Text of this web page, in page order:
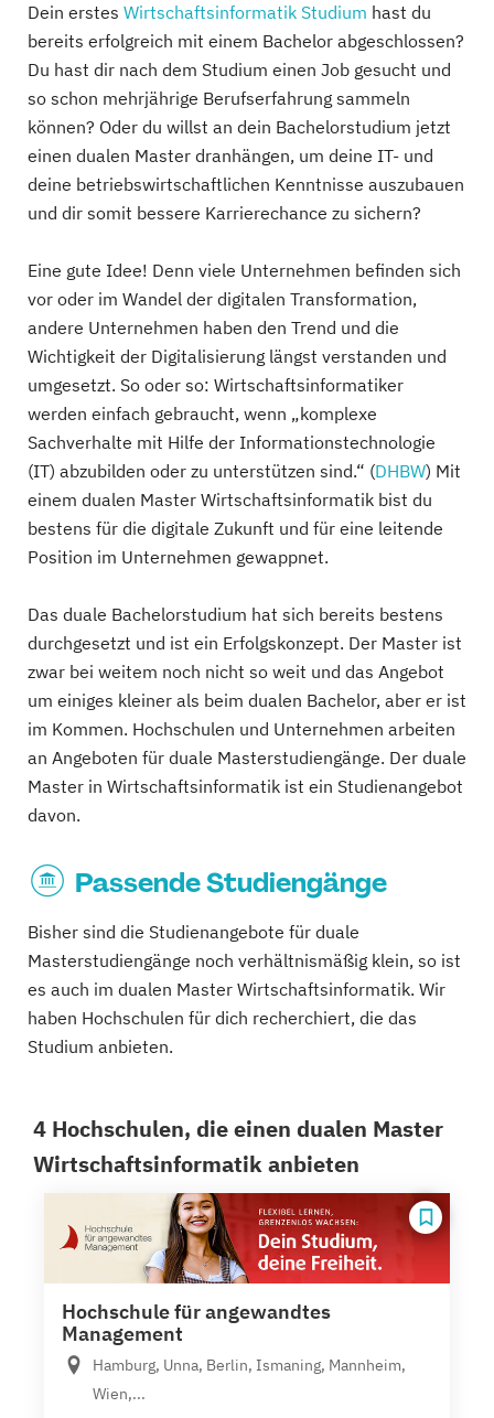
Dein erstes Wirtschaftsinformatik Studium hast du
bereits erfolgreich mit einem Bachelor abgeschlossen?
Du hast dir nach dem Studium einen Job gesucht und
so schon mehrjährige Berufserfahrung sammeln
können? Oder du willst an dein Bachelorstudium jetzt
einen dualen Master dranhängen, um deine IT- und
deine betriebswirtschaftlichen Kenntnisse auszubauen
und dir somit bessere Karrierechance zu sichern?
Eine gute Idee! Denn viele Unternehmen befinden sich
vor oder im Wandel der digitalen Transformation,
andere Unternehmen haben den Trend und die
Wichtigkeit der Digitalisierung längst verstanden und
umgesetzt. So oder so: Wirtschaftsinformatiker
werden einfach gebraucht, wenn „komplexe
Sachverhalte mit Hilfe der Informationstechnologie
(IT) abzubilden oder zu unterstützen sind.“ (DHBW) Mit
einem dualen Master Wirtschaftsinformatik bist du
bestens für die digitale Zukunft und für eine leitende
Position im Unternehmen gewappnet.
Das duale Bachelorstudium hat sich bereits bestens
durchgesetzt und ist ein Erfolgskonzept. Der Master ist
zwar bei weitem noch nicht so weit und das Angebot
um einiges kleiner als beim dualen Bachelor, aber er ist
im Kommen. Hochschulen und Unternehmen arbeiten
an Angeboten für duale Masterstudiengänge. Der duale
Master in Wirtschaftsinformatik ist ein Studienangebot
davon.
Passende Studiengänge
Bisher sind die Studienangebote für duale
Masterstudiengänge noch verhältnismäßig klein, so ist
es auch im dualen Master Wirtschaftsinformatik. Wir
haben Hochschulen für dich recherchiert, die das
Studium anbieten.
4 Hochschulen, die einen dualen Master
Wirtschaftsinformatik anbieten
Hochschule für angewandtes
Management
Hamburg, Unna, Berlin, Ismaning, Mannheim,
Wien,...